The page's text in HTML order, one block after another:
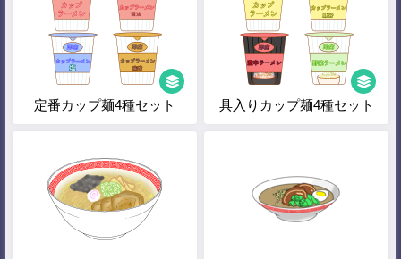
定番カップ麺4種セット 具入りカップ麺4種セット